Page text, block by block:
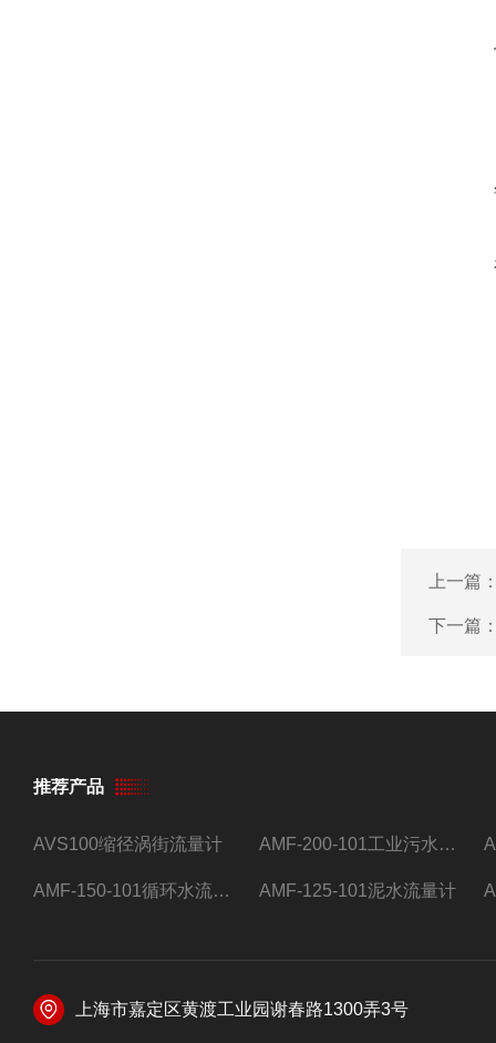
上一篇
下一篇
推荐产品
AVS100缩径涡街流量计 AMF-200-101工业污水流量计
AMF-150-101循环水流量计,电磁流量计 AMF-125-101泥水流量计
上海市嘉定区黄渡工业园谢春路1300弄3号